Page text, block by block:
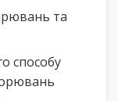
та
способу